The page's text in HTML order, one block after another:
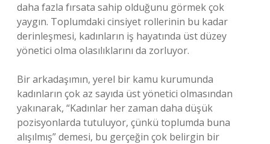
daha fazla fırsata sahip olduğunu görmek çok
yaygın. Toplumdaki cinsiyet rollerinin bu kadar
derinleşmesi, kadınların iş hayatında üst düzey
yönetici olma olasılıklarını da zorluyor.
Bir arkadaşımın, yerel bir kamu kurumunda
kadınların çok az sayıda üst yönetici olmasından
yakınarak, “Kadınlar her zaman daha düşük
pozisyonlarda tutuluyor, çünkü toplumda buna
alışılmış” demesi, bu gerçeğin çok belirgin bir